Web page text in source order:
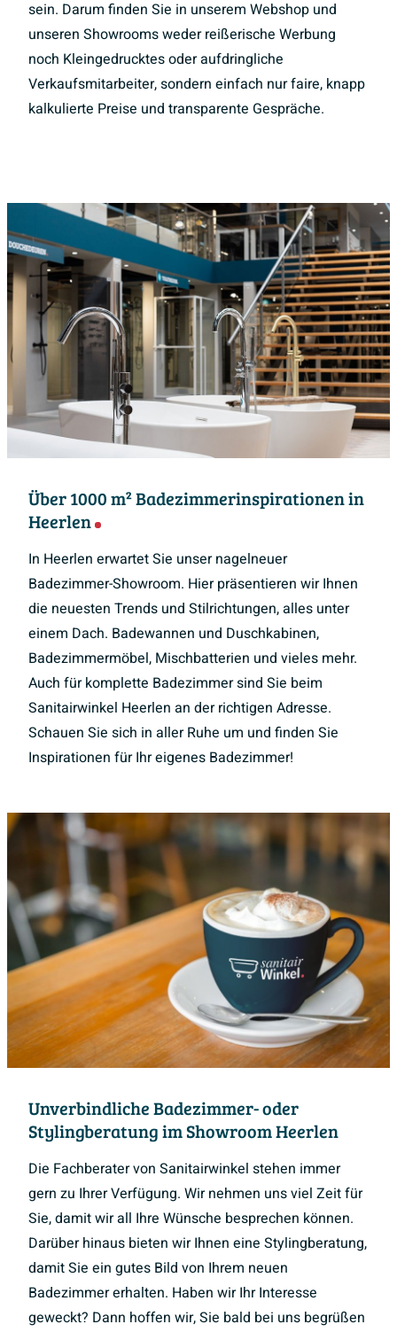
sein. Darum finden Sie in unserem Webshop und
unseren Showrooms weder reißerische Werbung
noch Kleingedrucktes oder aufdringliche
Verkaufsmitarbeiter, sondern einfach nur faire, knapp
kalkulierte Preise und transparente Gespräche.
Über 1000 m² Badezimmerinspirationen in
Heerlen
In Heerlen erwartet Sie unser nagelneuer
Badezimmer-Showroom. Hier präsentieren wir Ihnen
die neuesten Trends und Stilrichtungen, alles unter
einem Dach. Badewannen und Duschkabinen,
Badezimmermöbel, Mischbatterien und vieles mehr.
Auch für komplette Badezimmer sind Sie beim
Sanitairwinkel Heerlen an der richtigen Adresse.
Schauen Sie sich in aller Ruhe um und finden Sie
Inspirationen für Ihr eigenes Badezimmer!
Unverbindliche Badezimmer- oder
Stylingberatung im Showroom Heerlen
Die Fachberater von Sanitairwinkel stehen immer
gern zu Ihrer Verfügung. Wir nehmen uns viel Zeit für
Sie, damit wir all Ihre Wünsche besprechen können.
Darüber hinaus bieten wir Ihnen eine Stylingberatung,
damit Sie ein gutes Bild von Ihrem neuen
Badezimmer erhalten. Haben wir Ihr Interesse
geweckt? Dann hoffen wir, Sie bald bei uns begrüßen